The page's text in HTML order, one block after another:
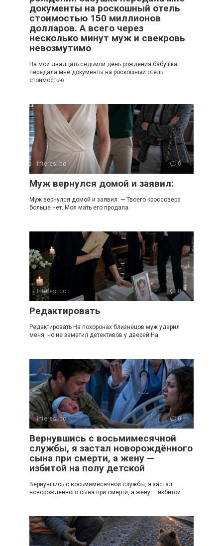
документы на роскошный отель
стоимостью 150 миллионов
долларов. А всего через
несколько минут муж и свекровь
невозмутимо
На мой двадцать седьмой день рождения бабушка
передала мне документы на роскошный отель
стоимостью
Interesi.cc 0
Муж вернулся домой и заявил:
Муж вернулся домой и заявил: — Твоего кроссовера
больше нет. Моя мать его продала.
Interesi.cc 0
Редактировать
Редактировать На похоронах близнецов муж ударил
меня, но не заметил детективов у дверей На
Interesi.cc 0
Вернувшись с восьмимесячной
службы, я застал новорождённого
сына при смерти, а жену —
избитой на полу детской
Вернувшись с восьмимесячной службы, я застал
новорождённого сына при смерти, а жену — избитой